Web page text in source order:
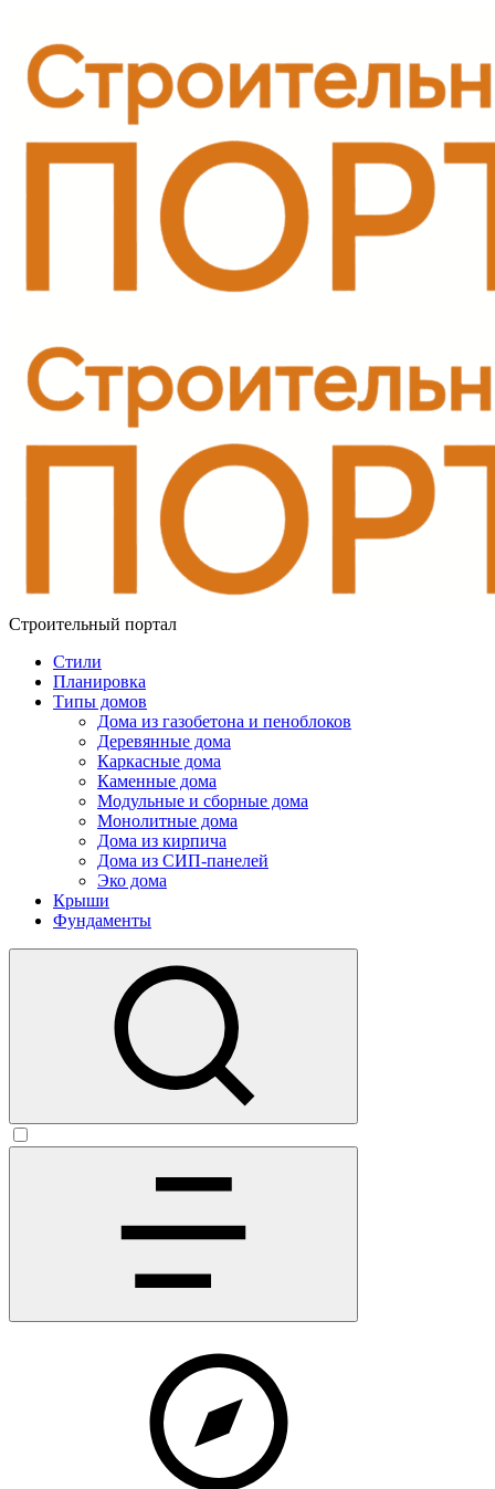
Строительный портал
Стили
Планировка
Типы домов
Дома из газобетона и пеноблоков
Деревянные дома
Каркасные дома
Каменные дома
Модульные и сборные дома
Монолитные дома
Дома из кирпича
Дома из СИП-панелей
Эко дома
Крыши
Фундаменты